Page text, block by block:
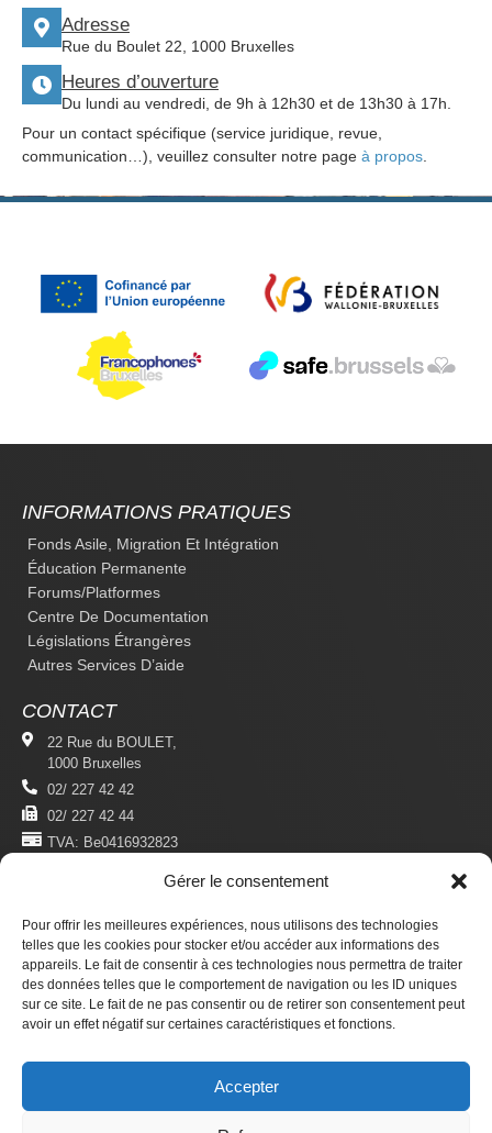
Gérer le consentement
Pour offrir les meilleures expériences, nous utilisons des technologies
telles que les cookies pour stocker et/ou accéder aux informations des
appareils. Le fait de consentir à ces technologies nous permettra de traiter
des données telles que le comportement de navigation ou les ID uniques
sur ce site. Le fait de ne pas consentir ou de retirer son consentement peut
avoir un effet négatif sur certaines caractéristiques et fonctions.
Accepter
Adresse
Rue du Boulet 22, 1000 Bruxelles
Heures d’ouverture
Du lundi au vendredi, de 9h à 12h30 et de 13h30 à 17h.
Pour un contact spécifique (service juridique, revue,
communication…), veuillez consulter notre page à propos
INFORMATIONS PRATIQUES
Fonds Asile, Migration Et Intégration
Éducation Permanente
Forums/platformes
Centre De Documentation
Législations Étrangères
Autres Services D’aide
CONTACT
22 Rue du BOULET,
1000 Bruxelles
02/ 227 42 42
02/ 227 42 44
TVA: Be0416932823
MENTIONS LÉGALES
Politique De Confidentialité
Conditions D'utilisation
S'ABONNER
Newsletter